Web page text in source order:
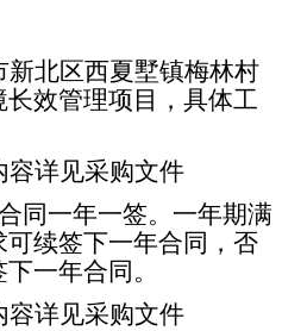
新北区西夏墅镇梅林村
效管理项目，具体工
容详见采购文件
同一年一签。一年期满
续签下一年合同，否
一年合同。
容详见采购文件